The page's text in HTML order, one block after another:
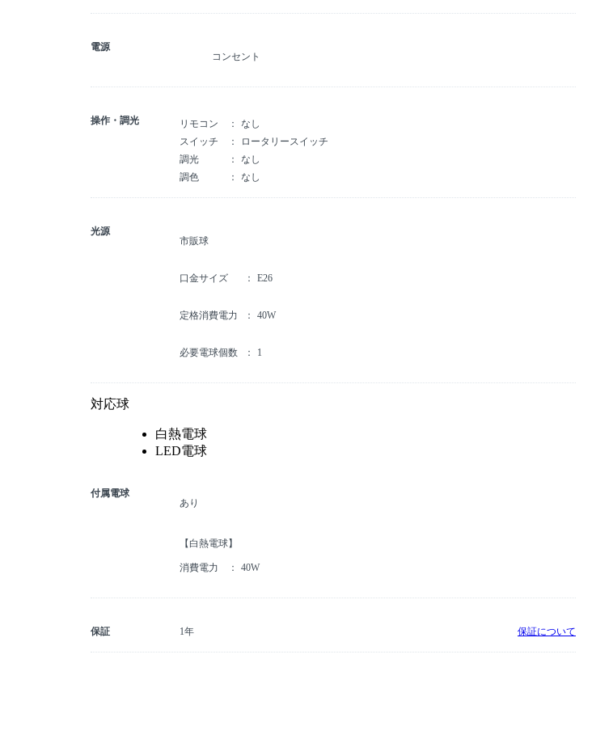
電源
コンセント
操作・調光 リモコン
なし
スイッチ
ロータリースイッチ
調光
なし
調色
なし
光源
市販球
口金サイズ E26
定格消費電力 40W
必要電球個数 1
対応球
白熱電球
LED電球
付属電球
あり
【白熱電球】
消費電力 40W
保証 1年 保証について